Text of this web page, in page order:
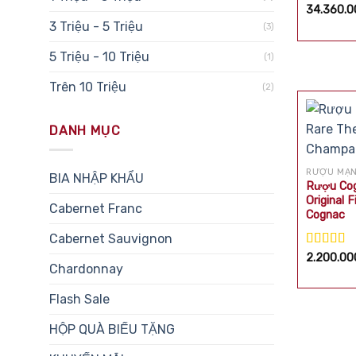
3 Triệu - 5 Triệu (3)
5 Triệu - 10 Triệu (1)
Trên 10 Triệu (2)
DANH MỤC
BIA NHẬP KHẨU
Cabernet Franc
Cabernet Sauvignon
Chardonnay
Flash Sale
HỘP QUÀ BIẾU TẶNG
Được xếp
RƯỢU
Rượu
Original
Cognac
Được xếp